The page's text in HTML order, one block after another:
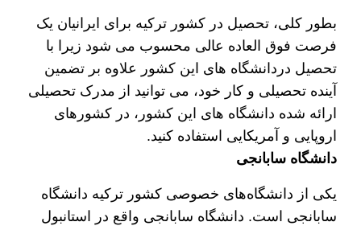
بطور کلی، تحصیل در کشور ترکیه برای ایرانیان یک
فرصت فوق العاده عالی محسوب می شود زیرا با
تحصیل دردانشگاه های این کشور علاوه بر تضمین
آینده تحصیلی و کار خود، می توانید از مدرک تحصیلی
ارائه شده دانشگاه های این کشور، در کشورهای
اروپایی و آمریکایی استفاده کنید.
دانشگاه سابانجی
یکی از دانشگاه‌های خصوصی کشور ترکیه دانشگاه
سابانجی است. دانشگاه سابانجی واقع در استانبول